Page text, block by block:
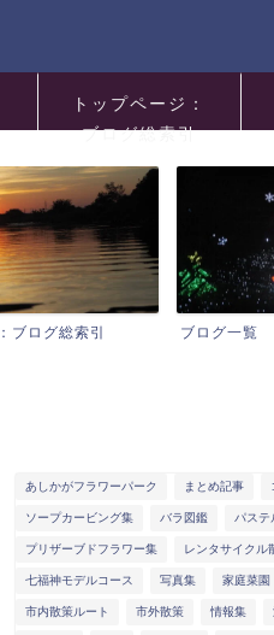
トップページ：
ブログ総索引
サイトマップ
あしかがフラワーパーク まとめ記事
ソープカービング集 バラ図鑑 パステ
プリザーブドフラワー集 レンタサイクル
七福神モデルコース 写真集 家庭菜園
市内散策ルート 市外散策 情報集